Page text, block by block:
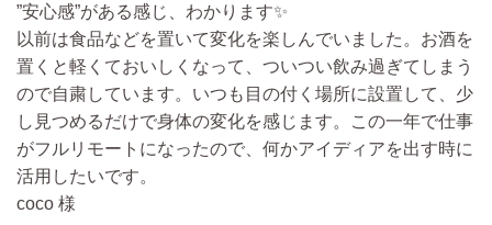
”安心感”がある感じ、わかります✨
以前は食品などを置いて変化を楽しんでいました。お酒を
置くと軽くておいしくなって、ついつい飲み過ぎてしまう
ので自粛しています。 いつも目の付く場所に設置して、少
し見つめるだけで身体の変化を感じます。この一年で仕事
がフルリモートになったので、何かアイディアを出す時に
活用したいです。
coco 様